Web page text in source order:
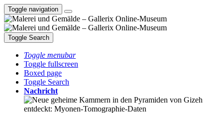
Toggle navigation
Toggle Search
Toggle menubar
Toggle fullscreen
Boxed page
Toggle Search
Nachricht